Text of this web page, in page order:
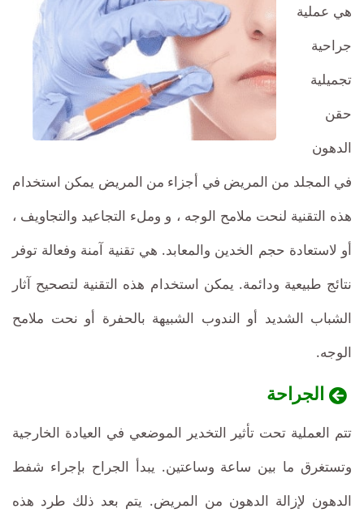
طريق
حقن
الدهون
هي عملية
جراحية
تجميلية
حقن
الدهون
في المجلد من المريض في أجزاء من المريض يمكن استخدام
هذه التقنية لنحت ملامح الوجه ، و وملء التجاعيد والتجاويف ،
أو لاستعادة حجم الخدين والمعابد. هي تقنية آمنة وفعالة توفر
نتائج طبيعية ودائمة. يمكن استخدام هذه التقنية لتصحيح آثار
الشباب الشديد أو الندوب الشبيهة بالحفرة أو نحت ملامح
الوجه.
الجراحة
تتم العملية تحت تأثير التخدير الموضعي في العيادة الخارجية
وتستغرق ما بين ساعة وساعتين. يبدأ الجراح بإجراء شفط
الدهون لإزالة الدهون من المريض. يتم بعد ذلك طرد هذه